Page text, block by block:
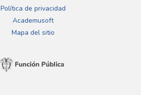
Política de privacidad
Academusoft
Mapa del sitio